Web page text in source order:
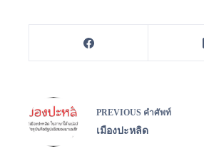
PREVIOUS คำศัพท์
เมืองปะหลิด